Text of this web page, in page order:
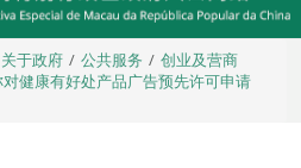
关于政府 公共服务
创业及营商
健康有好处产品广告预先许可申请